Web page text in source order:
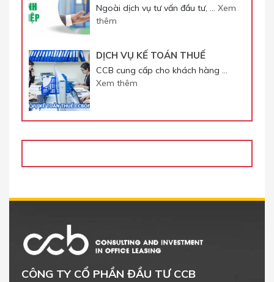
Ngoài dịch vụ tư vấn đầu tư, … Xem
thêm
DỊCH VỤ KẾ TOÁN THUẾ
CCB cung cấp cho khách hàng …
Xem thêm
CÔNG TY CỔ PHẦN ĐẦU TƯ CCB